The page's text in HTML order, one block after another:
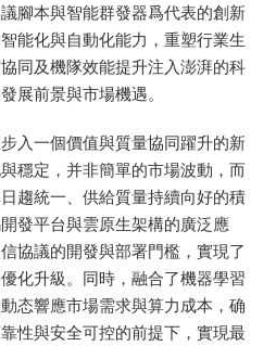
腳本與智能群發器爲代表的創新
能化與自動化能力，重塑行業生
同及機隊效能提升注入澎湃的科
展前景與市場機遇。
入一個價值與質量協同躍升的新
穩定，并非簡單的市場波動，而
趨統一、供給質量持續向好的積
發平台與雲原生架構的廣泛應
協議的開發與部署門檻，實現了
化升級。同時，融合了機器學習
态響應市場需求與算力成本，确
性與安全可控的前提下，實現最